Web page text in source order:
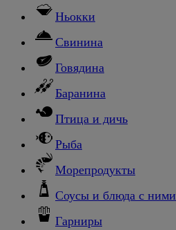
Ньокки
Свинина
Говядина
Баранина
Птица и дичь
Рыба
Морепродукты
Соусы и блюда с ними
Гарниры